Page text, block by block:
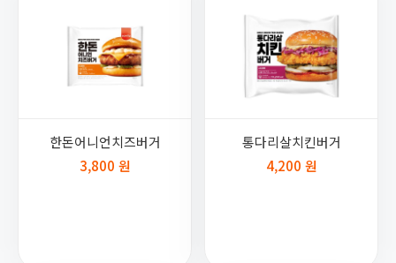
한돈어니언치즈버거
3,800 원
통다리살치킨버거
4,200 원